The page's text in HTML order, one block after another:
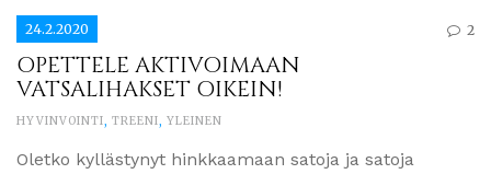
24.2.2020 2
OPETTELE AKTIVOIMAAN
VATSALIHAKSET OIKEIN!
HYVINVOINTI TREENI YLEINEN
Oletko kyllästynyt hinkkaamaan satoja ja satoja